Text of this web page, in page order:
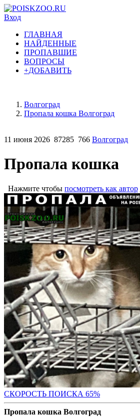
Вход
ГЛАВНАЯ
НАЙДЕННЫЕ
ПРОПАВШИЕ
ВОПРОСЫ
+ДОБАВИТЬ
Волгоград
Пропала кошка Волгоград
11 июня 2026 87285 766 Волгоград
Пропала кошка
Нажмите чтобы посмотреть как автор
СКОРОСТЬ ПОИСКА 65%
Пропала кошка Волгоград